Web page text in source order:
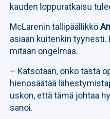
kauden loppuratkaisu
McLarenin tallipäällikkö
asiaan kuitenkin tyynesti.
mitään ongelmaa.
– Katsotaan, onko tästä
hienosäätää
uskon, että tämä johtaa
sanoi.